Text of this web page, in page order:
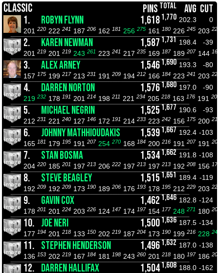
CLASSIC PINS TOTAL AVG CUT
1.
ROBYN FLYNN 1,618 1,770 202.3
0
201 220 222 241 187 206 162 181 256 275 161 180 226 245 203
2. KAREN NEWMAN 1,587 1,731 198.4
-39
201 219 201 219 243 261 223 241 217 235 169 187 189 207 144
3. ALEX ARNEY 1,5461,690 193.3
-80
157 175 199 217 213 231 191 209 194 212 166 184 223 241 203
4. DARREN NORTON 1,5761,680 197.0
-90
219 232 178 191 201 214 198 211 221 234 205 218 163 176 191
5. MICHAEL NEGRIN 1,525 1,677 190.6
-93
212 231 221 240 127 146 172 191 214 233 223 242 156 175 200
6. JOHNNY MATHHIOUDAKIS 1,5391,667 192.4 -103
165 181 179 195 191 207 254 270 168 184 200 216 191 207 191
7. STAN BOSMA 1,5341,662 191.8 -108
204 220 185 201 197 213 206 222 197 213 197 213 192 208 156
8. STEVE BEAGLEY 1,515 1,651 189.4 -119
192 209 192 209 173 190 189 206 176 193 178 195 212 229 203
9. GAVIN COX 1,462 1,646 182.8 -124
178 201 201 224 203 226 124 147 174 197 154 177 248 271 180
10. JOE NERI 1,5001,636 187.5 -134
177 194 201 218 133 150 202 219 187 204 173 190 199 216 228
11. STEPHEN HENDERSON 1,4961,632 187.0 -138
136 153 202 219 167 184 181 198 243 260 201 218 180 197 186
12. DARREN HALLIFAX 1,5041,608 188.0 -162